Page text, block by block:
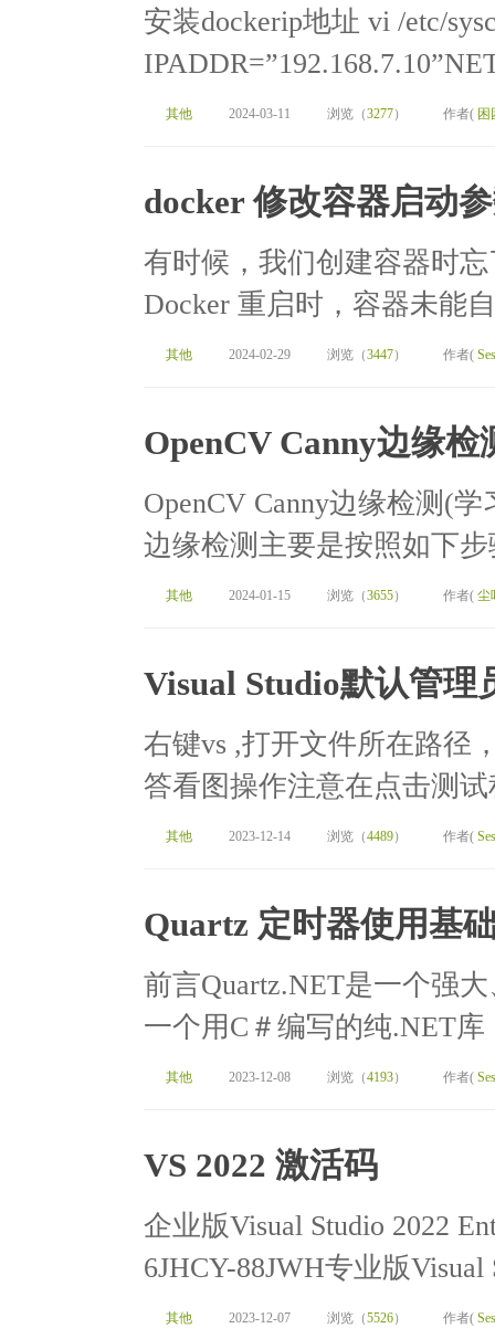
安装dockerip地址 vi /etc/
其他 2024-03-11 浏览（3277） 作者( 困
docker 修改容器启动
有时候，我们创建容器时
Docker 重启时，容器未能
其他 2024-02-29 浏览（3447） 作者(
OpenCV Canny边缘检
OpenCV Canny边缘检测(
边缘检测主要是按照如下
其他 2024-01-15 浏览（3655） 作者( 尘
Visual Studio默认管理
右键vs ,打开文件所在路径
答看图操作注意在点击测
其他 2023-12-14 浏览（4489） 作者(
Quartz 定时器使用基
前言Quartz.NET是一个强
一个用C＃编写的纯.NET
其他 2023-12-08 浏览（4193） 作者(
VS 2022 激活码
企业版Visual Studio 2022
6JHCY-88JWH专业版Visual
其他 2023-12-07 浏览（5526） 作者(